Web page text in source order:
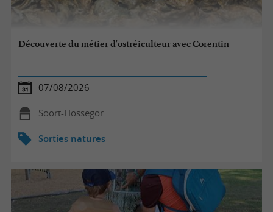
Découverte du métier d'ostréiculteur avec Corentin
07/08/2026
Soort-Hossegor
Sorties natures